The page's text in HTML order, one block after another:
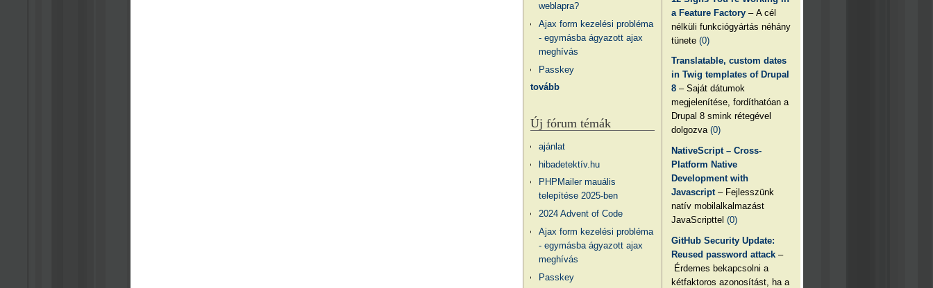
a Feature Factory – A cél
nélküli funkciógyártás néhány
tünete(0)
Translatable, custom dates
in Twig templates of Drupal
8 – Saját dátumok
megjelenítése, fordíthatóan a
Drupal 8 smink rétegével
dolgozva(0)
NativeScript – Cross-
Platform Native
Development with
Javascript – Fejlesszünk
natív mobilalkalmazást
JavaScripttel(0)
GitHub Security Update:
Reused password attack –
Érdemes bekapcsolni a
kétfaktoros azonosítást, ha a
weblapra?
Ajax form kezelési probléma
- egymásba ágyazott ajax
meghívás
Passkey
tovább
Új fórum témák
ajánlat
hibadetektív.hu
PHPMailer mauális
telepítése 2025-ben
2024 Advent of Code
Ajax form kezelési probléma
- egymásba ágyazott ajax
meghívás
Passkey